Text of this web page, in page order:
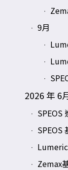
9月
2026 年 6
SPEOS
SPEOS
Zemax